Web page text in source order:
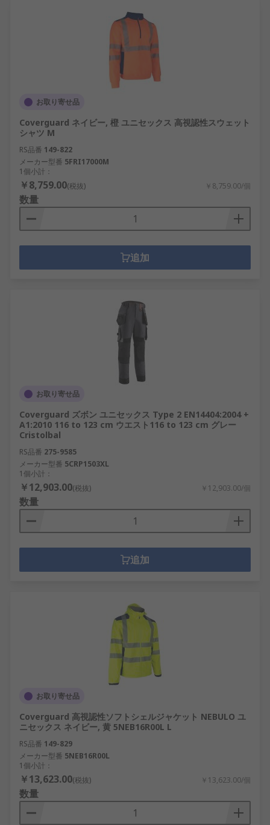
お取り寄せ品
Coverguard ネイビー, 橙 ユニセックス 高視認性スウェット
シャツ M
RS品番 149-822
メーカー型番 5FRI17000M
1個小計：
￥8,759.00(税抜) ￥8,759.00/個
数量
追加
お取り寄せ品
Coverguard ズボン ユニセックス Type 2 EN14404:2004 +
A1:2010 116 to 123 cm ウエスト116 to 123 cm グレー
Cristolbal
RS品番 275-9585
メーカー型番 5CRP1503XL
1個小計：
￥12,903.00(税抜) ￥12,903.00/個
数量
追加
お取り寄せ品
Coverguard 高視認性ソフトシェルジャケット NEBULO ユ
ニセックス ネイビー, 黄 5NEB16R00L L
RS品番 149-829
メーカー型番 5NEB16R00L
1個小計：
￥13,623.00(税抜) ￥13,623.00/個
数量